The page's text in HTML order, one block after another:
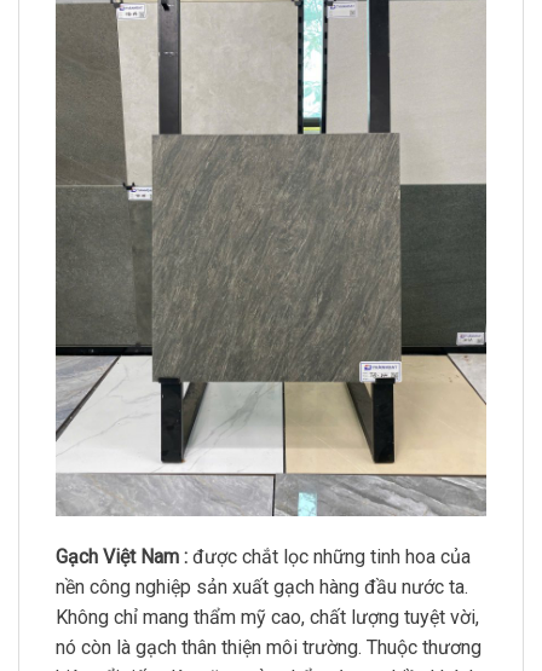
Gạch Việt Nam : được chắt lọc những tinh hoa của
nền công nghiệp sản xuất gạch hàng đầu nước ta.
Không chỉ mang thẩm mỹ cao, chất lượng tuyệt vời,
nó còn là gạch thân thiện môi trường. Thuộc thương